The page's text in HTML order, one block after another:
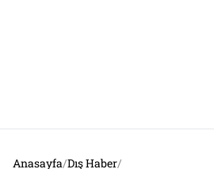
Anasayfa/Dış Haber/